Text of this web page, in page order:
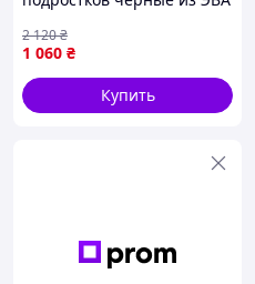
на море и пляже
1 060 ₴
2 120₴
Купить